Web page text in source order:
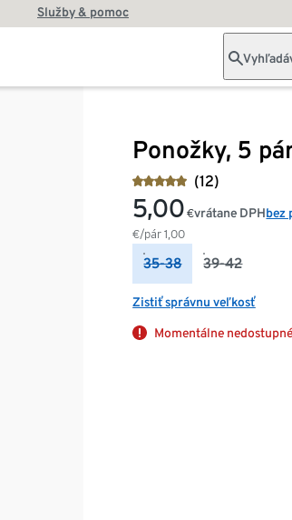
Služby & pomoc
Ponožky, 5
(12)
5,00 €
€/pár1,00
vrátane DPHbez
35-38 39-42
Zistiť správnu veľkosť
Momentálne nedostupné